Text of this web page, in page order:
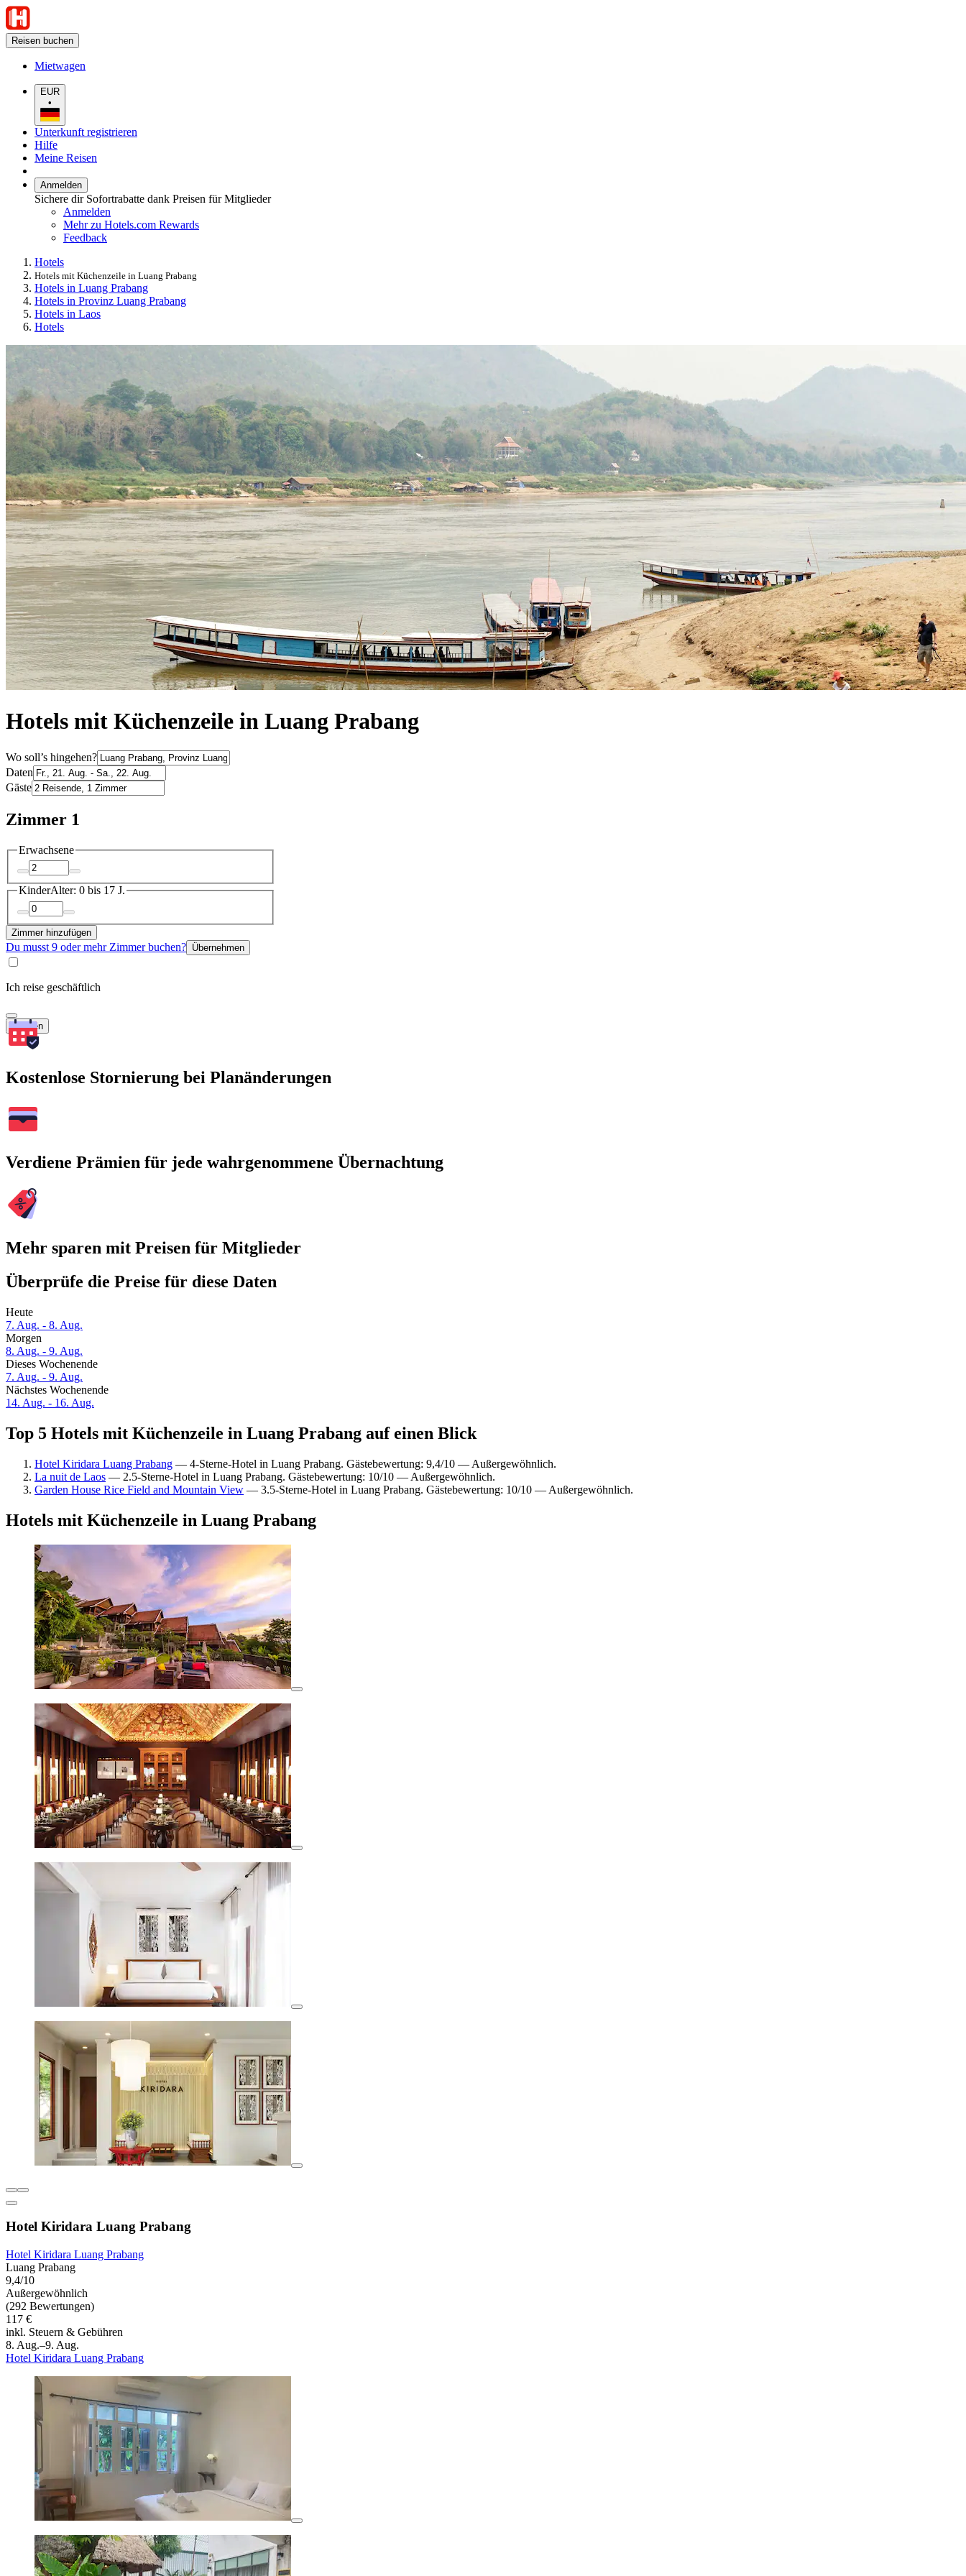
Reisen buchen
Mietwagen
EUR
•
Unterkunft registrieren
Hilfe
Meine Reisen
Anmelden
Sichere dir Sofortrabatte dank Preisen für Mitglieder
Anmelden
Mehr zu Hotels.com Rewards
Feedback
Hotels
Hotels mit Küchenzeile in Luang Prabang
Hotels in Luang Prabang
Hotels in Provinz Luang Prabang
Hotels in Laos
Hotels
Hotels mit Küchenzeile in Luang Prabang
Wo soll’s hingehen?
Daten
Gäste
Zimmer 1
Erwachsene
KinderAlter: 0 bis 17 J.
Zimmer hinzufügen
Du musst 9 oder mehr Zimmer buchen? Übernehmen
Ich reise geschäftlich
Suchen
Kostenlose Stornierung bei Planänderungen
Verdiene Prämien für jede wahrgenommene Übernachtung
Mehr sparen mit Preisen für Mitglieder
Überprüfe die Preise für diese Daten
Heute
7. Aug. - 8. Aug.
Morgen
8. Aug. - 9. Aug.
Dieses Wochenende
7. Aug. - 9. Aug.
Nächstes Wochenende
14. Aug. - 16. Aug.
Top 5 Hotels mit Küchenzeile in Luang Prabang auf einen Blick
Hotel Kiridara Luang Prabang — 4-Sterne-Hotel in Luang Prabang. Gästebewertung: 9,4/10 — Außergewöhnlich.
La nuit de Laos — 2.5-Sterne-Hotel in Luang Prabang. Gästebewertung: 10/10 — Außergewöhnlich.
Garden House Rice Field and Mountain View — 3.5-Sterne-Hotel in Luang Prabang. Gästebewertung: 10/10 — Außergewöhnlich.
Hotels mit Küchenzeile in Luang Prabang
Hotel Kiridara Luang Prabang
Hotel Kiridara Luang Prabang
Luang Prabang
9,4/10
Außergewöhnlich
(292 Bewertungen)
117 €
inkl. Steuern & Gebühren
8. Aug.–9. Aug.
Hotel Kiridara Luang Prabang